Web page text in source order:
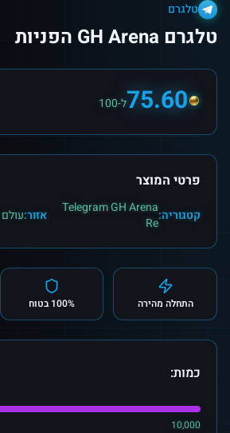
טלגרם
טלגרם GH Arena הפניות
75.60ל-100
פרטי המוצר
קטגוריה:Telegram GH Arena
Re
אזור:עולם
התחלה מהירה 100% בטוח
כמות:
10,000